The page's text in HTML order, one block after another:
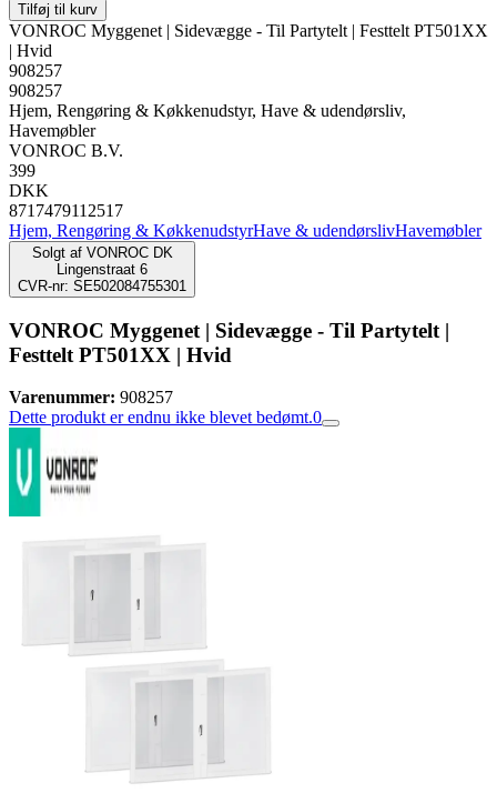
Tilføj til kurv
VONROC Myggenet | Sidevægge - Til Partytelt | Festtelt PT501XX
| Hvid
908257
908257
Hjem, Rengøring & Køkkenudstyr, Have & udendørsliv,
Havemøbler
VONROC B.V.
399
DKK
8717479112517
Hjem, Rengøring & KøkkenudstyrHave & udendørslivHavemøbler
Solgt af VONROC DK
Lingenstraat 6
CVR-nr: SE502084755301
VONROC Myggenet | Sidevægge - Til Partytelt |
Festtelt PT501XX | Hvid
Varenummer: 908257
Dette produkt er endnu ikke blevet bedømt.0